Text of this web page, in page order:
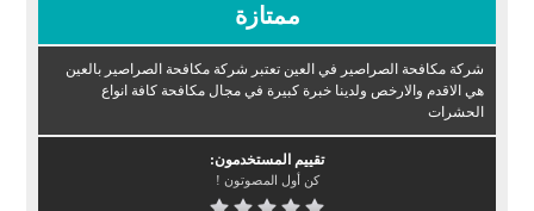
ممتازة
شركة مكافحة الصراصير في العين تعتبر شركة مكافحة الصراصير بالعين
هي الاقدم والارخص ولدينا خبرة كبيرة في مجال مكافحة كافة انواع
الحشرات
تقييم المستخدمون:
كن أول المصوتون !